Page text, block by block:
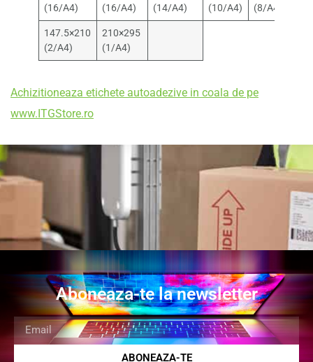
(16/A4)
(16/A4)
(14/A4)
(10/A4)
(8/A4)
147.5×210
(2/A4)
210×295
(1/A4)
Achizitioneaza etichete autoadezive in coala de pe
www.ITGStore.ro
Aboneaza-te la newsletter
ABONEAZA-TE